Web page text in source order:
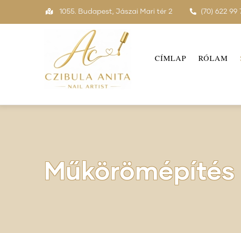
a
1055. Budapest, Jászai Mari tér 2 (70) 622 99
CÍMLAP RÓLAM
Műkörömépítés